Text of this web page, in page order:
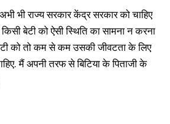
भी राज्य सरकार केंद्र सरकार को चाहिए
बेटी को ऐसी स्थिति का सामना न करना
को तो कम से कम उसकी जीवटता के लिए
मैं अपनी तरफ से बिटिया के पिताजी के